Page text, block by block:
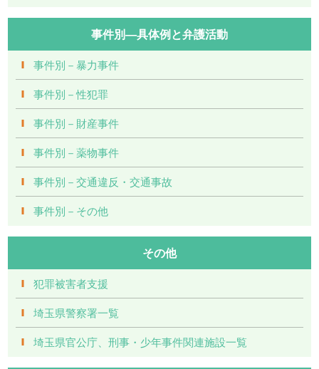
事件別―具体例と弁護活動
事件別－暴力事件
事件別－性犯罪
事件別－財産事件
事件別－薬物事件
事件別－交通違反・交通事故
事件別－その他
その他
犯罪被害者支援
埼玉県警察署一覧
埼玉県官公庁、刑事・少年事件関連施設一覧